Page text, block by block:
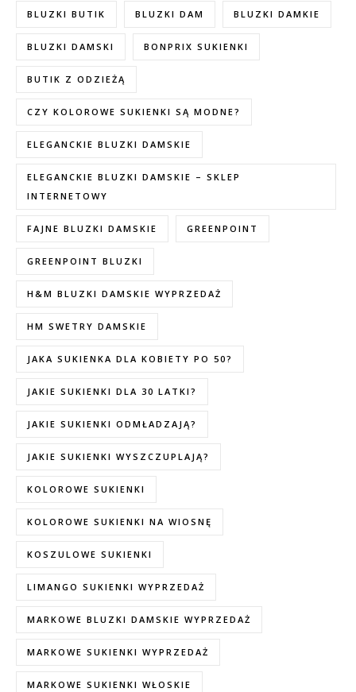
BLUZKI BUTIK BLUZKI DAM BLUZKI DAMKIE
BLUZKI DAMSKI BONPRIX SUKIENKI
BUTIK Z ODZIEŻĄ
CZY KOLOROWE SUKIENKI SĄ MODNE?
ELEGANCKIE BLUZKI DAMSKIE
ELEGANCKIE BLUZKI DAMSKIE – SKLEP
INTERNETOWY
FAJNE BLUZKI DAMSKIE GREENPOINT
GREENPOINT BLUZKI
H&M BLUZKI DAMSKIE WYPRZEDAŻ
HM SWETRY DAMSKIE
JAKA SUKIENKA DLA KOBIETY PO 50?
JAKIE SUKIENKI DLA 30 LATKI?
JAKIE SUKIENKI ODMŁADZAJĄ?
JAKIE SUKIENKI WYSZCZUPLAJĄ?
KOLOROWE SUKIENKI
KOLOROWE SUKIENKI NA WIOSNĘ
KOSZULOWE SUKIENKI
LIMANGO SUKIENKI WYPRZEDAŻ
MARKOWE BLUZKI DAMSKIE WYPRZEDAŻ
MARKOWE SUKIENKI WYPRZEDAŻ
MARKOWE SUKIENKI WŁOSKIE